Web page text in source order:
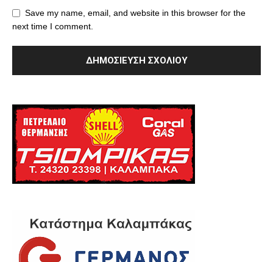
Save my name, email, and website in this browser for the
next time I comment.